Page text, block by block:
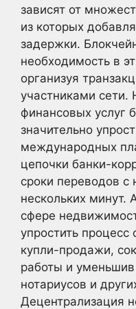
зависят от
из которых
задержки.
необходимость в
организуя
участниками
финансовых услуг
значительно
международных
цепочки банки-
сроки переводов с
нескольких минут.
сфере
упростить
купли-продажи,
работы и уменьшив
нотариусов и
Децентрализация